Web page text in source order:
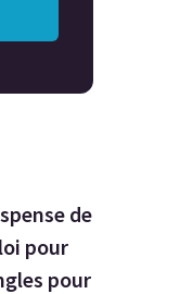
de
pour
pour